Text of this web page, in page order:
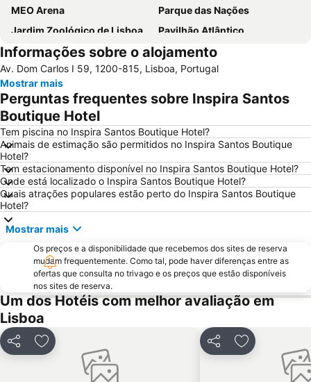
MEO Arena
Parque das Nações
Jardim Zoológico de Lisboa
Pavilhão Atlântico
Passeio Marítimo de Algés
Benfica
Baixa de Lisboa
Parque Eduardo VII
Praça de Touros de Campo Pequeno
Praia das Azenhas do Mar
Estação de Caminhos de Ferro de Sete Rios
Avenida da Liberdade
da Figueirinha
Marquês de Pombal
Estádio do Restelo
Praia das Maçãs
Fonte da Telha
Praia Tróia Mar
Praia da Ericeira
Parque Natural da Arrabida
Campo Grande
Lagoa de Albufeira
Tróia Beach
Alcântara
Oceanário de Lisboa
Praia da Caparica
Chiado
Fundaçao Champalimaud
Alvalade
Praça do Rossio
Gare do Oriente
Centro Comercial Vasco da Gama
Centro Colombo
Estádio José Alvalade
Wonderland Lisboa
Informações sobre o alojamento
Av. Dom Carlos I 59, 1200-815, Lisboa, Portugal
Mostrar mais
Perguntas frequentes sobre Inspira Santos
Boutique Hotel
Tem piscina no Inspira Santos Boutique Hotel?
Animais de estimação são permitidos no Inspira Santos Boutique
Hotel?
Tem estacionamento disponível no Inspira Santos Boutique Hotel?
Onde está localizado o Inspira Santos Boutique Hotel?
Quais atrações populares estão perto do Inspira Santos Boutique
Hotel?
Mostrar mais
Os preços e a disponibilidade que recebemos dos sites de reserva
mudam frequentemente. Como tal, pode haver diferenças entre as
ofertas que consulta no trivago e os preços que estão disponíveis
nos sites de reserva.
Um dos Hotéis com melhor avaliação em
Lisboa
PartilharAdicionar aos favoritos PartilharAdicionar